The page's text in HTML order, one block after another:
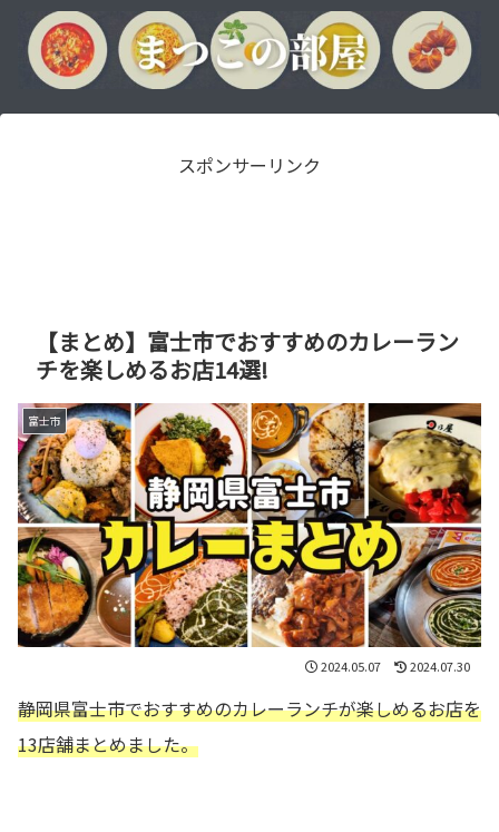
スポンサーリンク
【まとめ】富士市でおすすめのカレーラン
チを楽しめるお店14選!
富士市
2024.05.07 2024.07.30
静岡県富士市でおすすめのカレーランチが楽しめるお店を
13店舗まとめました。